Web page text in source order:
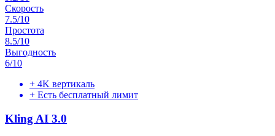
Скорость
7.5/10
Простота
8.5/10
Выгодность
6/10
+ 4K вертикаль
+ Есть бесплатный лимит
Kling AI 3.0